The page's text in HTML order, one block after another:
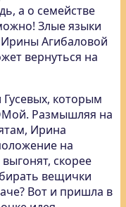
а о семействе
Злые языки
Агибаловой
вернуться на
которым
Размышляя на
Ирина
на
скорее
вещички
Вот и пришла в